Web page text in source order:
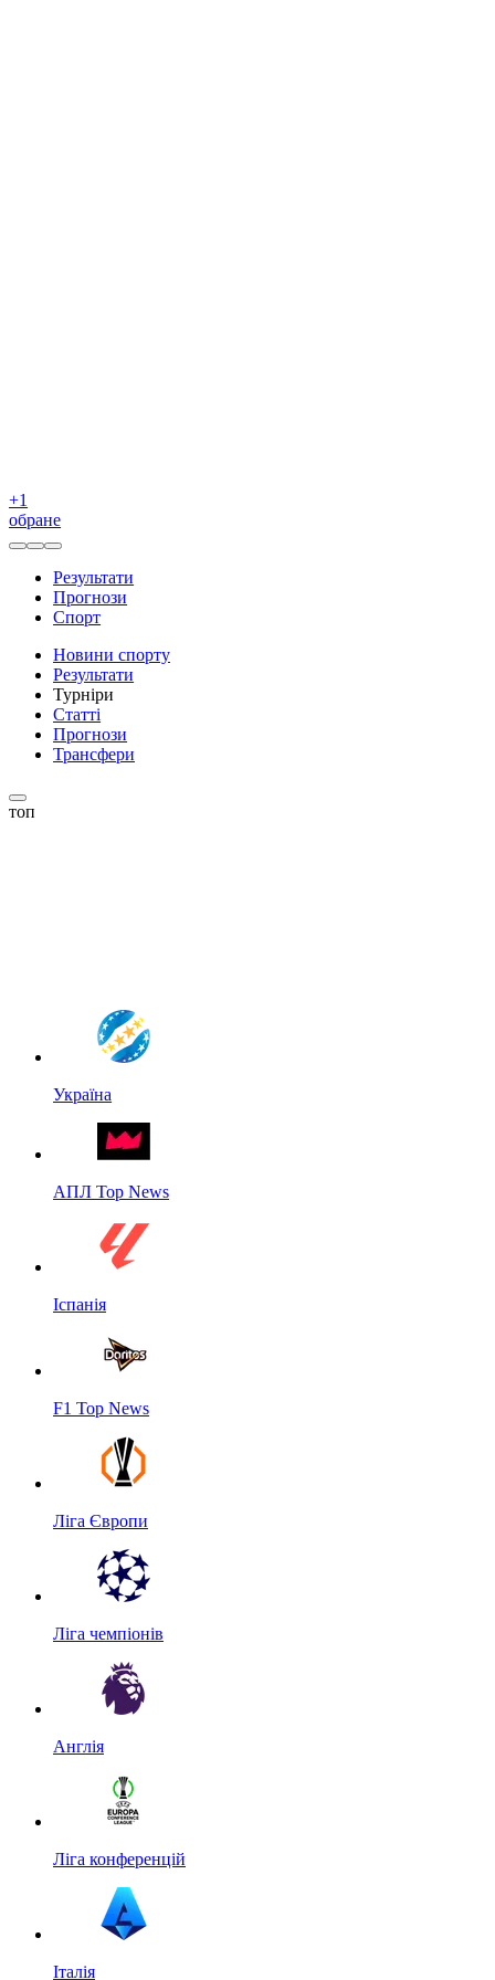
+1
обране
Результати
Прогнози
Спорт
Новини спорту
Результати
Турніри
Статті
Прогнози
Трансфери
топ
Україна
АПЛ Top News
Іспанія
F1 Top News
Ліга Європи
Ліга чемпіонів
Англія
Ліга конференцій
Італія